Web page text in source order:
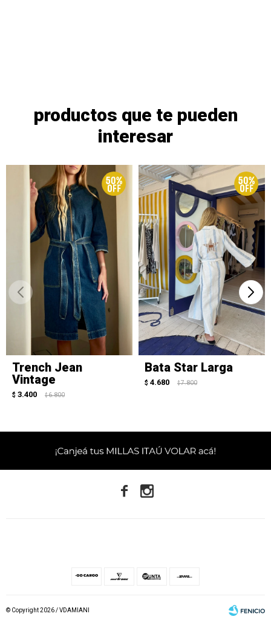
productos que te pueden
interesar
Trench Jean
Vintage
$ 3.400 $ 6.800
Bata Star Larga
$ 4.680 $ 7.800
 
© Copyright 2026 / VDAMIANI